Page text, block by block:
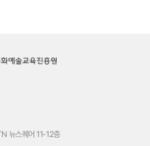
뉴스퀘어 11-12층